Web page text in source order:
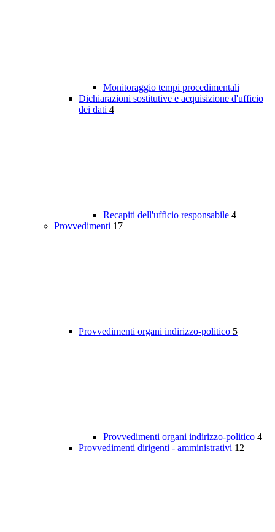
Monitoraggio tempi procedimentali
Dichiarazioni sostitutive e acquisizione d'ufficio
dei dati 4
Recapiti dell'ufficio responsabile 4
Provvedimenti 17
Provvedimenti organi indirizzo-politico 5
Provvedimenti organi indirizzo-politico 4
Provvedimenti dirigenti - amministrativi 12